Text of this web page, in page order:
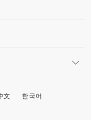
文 한국어